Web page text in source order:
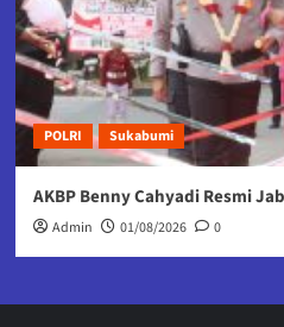
POLRI Sukabumi
AKBP Benny Cahyadi Resmi
Admin 01/08/2026 0